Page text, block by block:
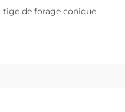
tige de forage conique